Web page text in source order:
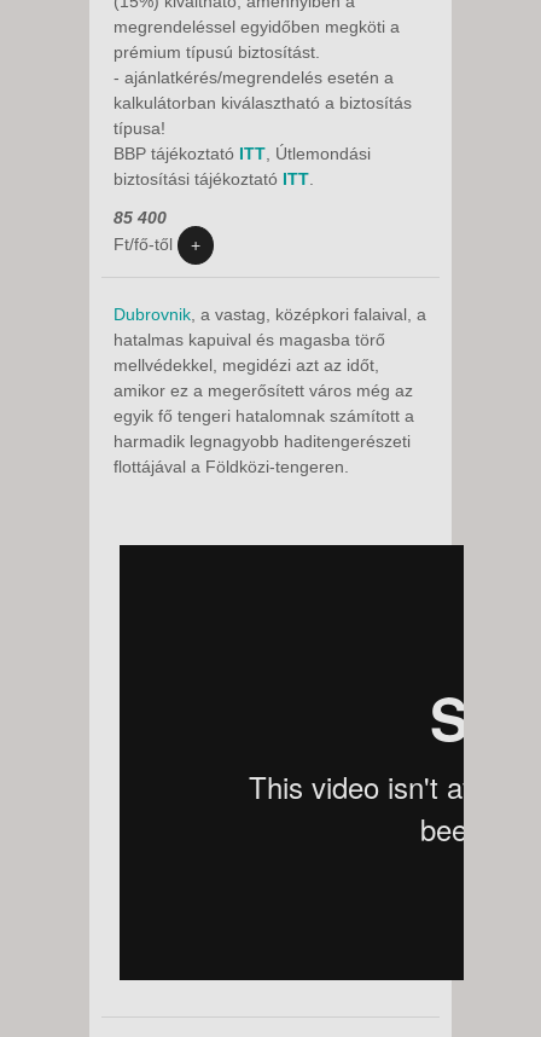
Üdülőhelyi és regisztrációs díj
(helyszínen fizetendő):12 év felett: 15
EUR/fő
(Jajce, Una Nemzeti Park, Plitvice
nemzeti park)
Minimum létszám: 35 fő.
A programváltozás jogát fenntartjuk!
programokat, magyar idegenvezetőt.
A részvételi díj nem tartalmazza:
baleset-, betegség-, és
poggyászbiztosítás díját, útlemondási
díjat, üdülőhelyi díjat és a belépőket,
valamint a felárakat.
megrendeléssel egyidőben megköti a
prémium típusú biztosítást.
- ajánlatkérés/megrendelés esetén a
kalkulátorban kiválasztható a biztosítás
típusa!
BBP tájékoztató ITT, Útlemondási
biztosítási tájékoztató ITT.
85 400
Ft/fő-től
+
Dubrovnik, a vastag, középkori falaival, a
hatalmas kapuival és magasba törő
mellvédekkel, megidézi azt az időt,
amikor ez a megerősített város még az
egyik fő tengeri hatalomnak számított a
harmadik legnagyobb haditengerészeti
flottájával a Földközi-tengeren.